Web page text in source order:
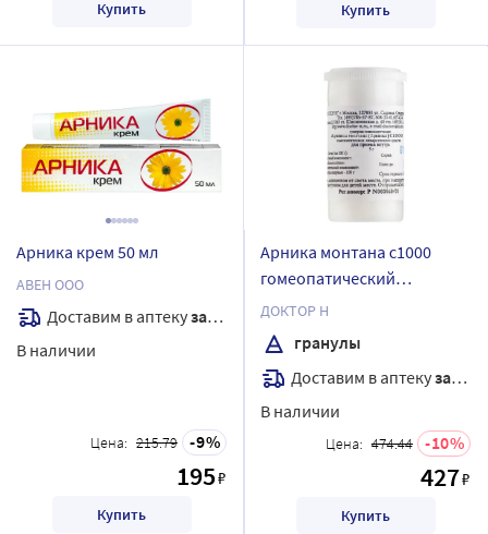
Купить Купить
Арника крем 50 мл
АВЕН ООО
Доставим в аптекузавтра
В наличии
Цена: 215.79 9
195₽
Купить
Арника монтана с1000
гомеопатический
монокомпонентный
препарат растительного
происхождения 5 гр
гранулы гомеопатические
ДОКТОР Н
гранулы
Доставим в аптекузавтра
В наличии
Цена: 474.44 10
427₽
Купить